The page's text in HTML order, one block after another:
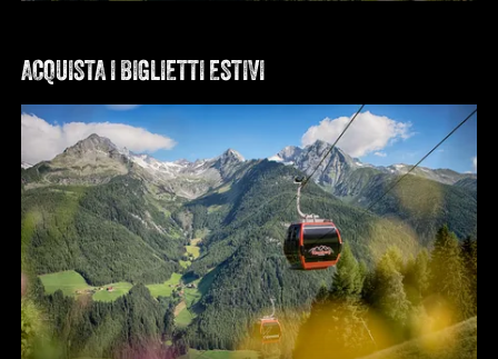
ACQUISTA I BIGLIETTI ESTIVI